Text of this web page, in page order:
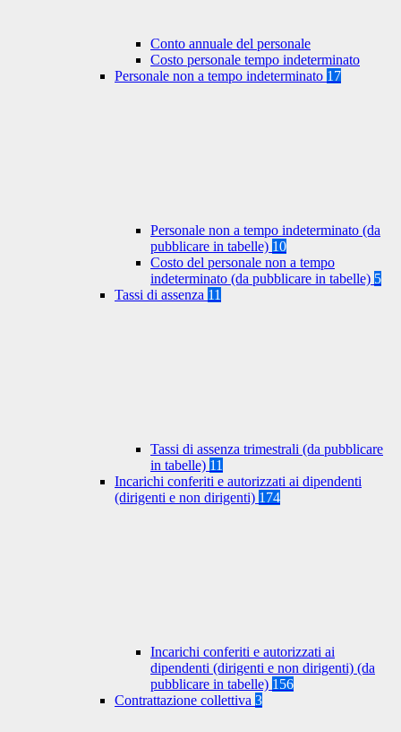
Conto annuale del personale
Costo personale tempo indeterminato
Personale non a tempo indeterminato 17
Personale non a tempo indeterminato (da
pubblicare in tabelle) 10
Costo del personale non a tempo
indeterminato (da pubblicare in tabelle) 5
Tassi di assenza 11
Tassi di assenza trimestrali (da pubblicare
in tabelle) 11
Incarichi conferiti e autorizzati ai dipendenti
(dirigenti e non dirigenti) 174
Incarichi conferiti e autorizzati ai
dipendenti (dirigenti e non dirigenti) (da
pubblicare in tabelle) 156
Contrattazione collettiva 3